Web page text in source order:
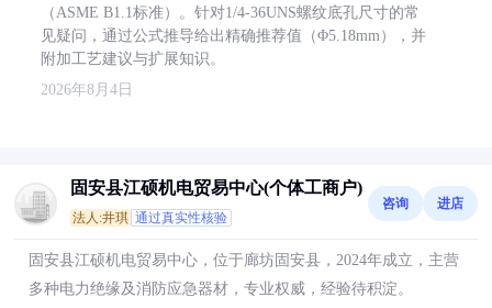
（ASME B1.1标准）。针对1/4-36UNS螺纹底孔尺寸的常
见疑问，通过公式推导给出精确推荐值（Φ5.18mm），并
附加工艺建议与扩展知识。
2026年8月4日
固安县江硕机电贸易中心(个体工商户)
法人:井琪 通过真实性核验
咨询 进店
固安县江硕机电贸易中心，位于廊坊固安县，2024年成立，主营
多种电力绝缘及消防应急器材，专业权威，经验待积淀。